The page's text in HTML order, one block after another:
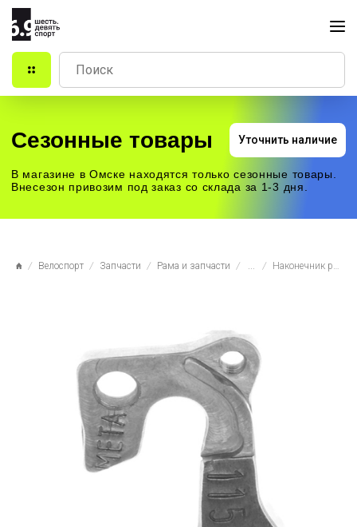
Сезонные товары
В магазине в Омске находятся только сезонные товары.
Внесезон привозим под заказ со склада за 1-3 дня.
Велоспорт Запчасти Рама и запчасти ... Наконечник рамы (петух) D115 фрезерованный для GT